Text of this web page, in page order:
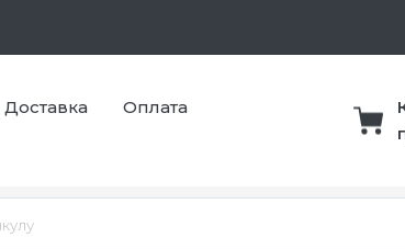
Доставка
Оплата